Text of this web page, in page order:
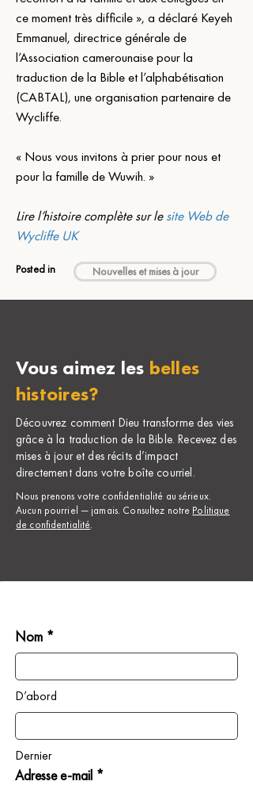
ce moment très difficile », a déclaré Keyeh
Emmanuel, directrice générale de
l’Association camerounaise pour la
traduction de la Bible et l’alphabétisation
(CABTAL), une organisation partenaire de
Wycliffe.
« Nous vous invitons à prier pour nous et
pour la famille de Wuwih. »
Lire l’histoire complète sur le site Web de
Wycliffe UK
Posted in Nouvelles et mises à jour
Vous aimez les belles
histoires?
Découvrez comment Dieu transforme des vies
grâce à la traduction de la Bible. Recevez des
mises à jour et des récits d’impact
directement dans votre boîte courriel.
Nous prenons votre confidentialité au sérieux.
Aucun pourriel — jamais. Consultez notre Politique
de confidentialité.
Nom *
D’abord
Dernier
Adresse e-mail *